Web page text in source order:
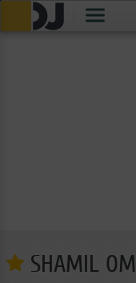
SHAMIL ОМ